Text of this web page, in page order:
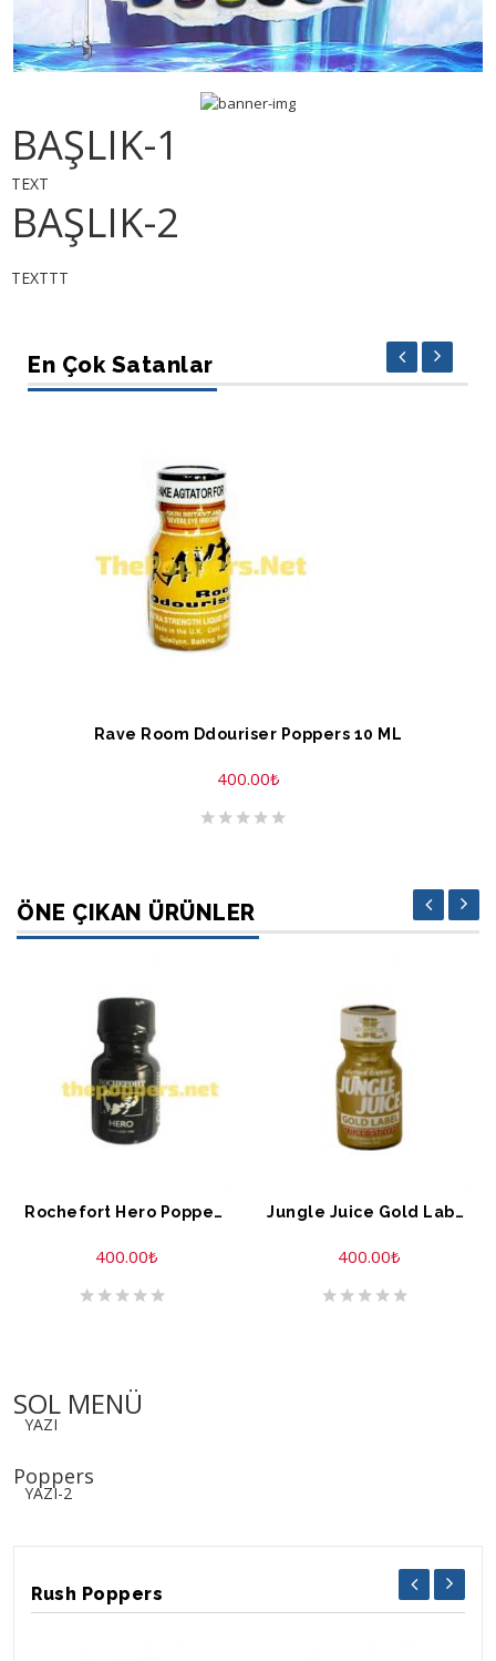
BAŞLIK-1
TEXT
BAŞLIK-2
TEXTTT
En Çok Satanlar
SEPETE EKLE
Rave Room Ddouriser Poppers 10 ML
400.00₺
ÖNE ÇIKAN ÜRÜNLER
Rochefort Hero Poppers 10 ML
400.00₺
Jungle Juice Gold Label Extreme Formule 10 ML
400.00₺
SOL MENÜ
YAZI
Poppers
YAZI-2
Rush Poppers